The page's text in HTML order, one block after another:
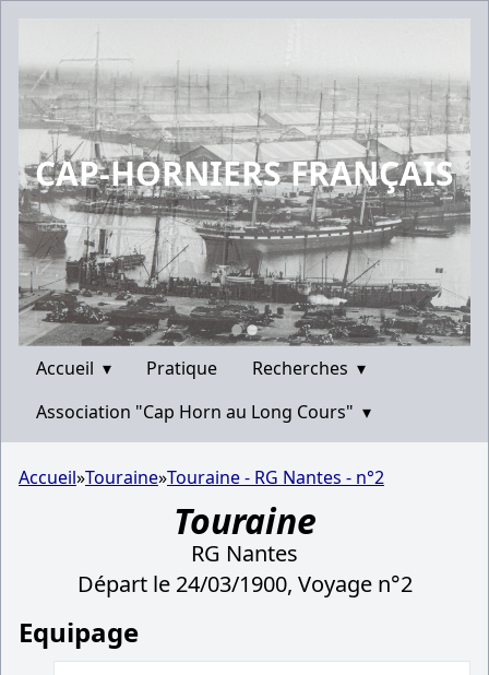
CAP-HORNIERS FRANÇAIS
Accueil ▾ Pratique Recherches ▾
Association "Cap Horn au Long Cours" ▾
Accueil»Touraine»Touraine - RG Nantes - n°2
Touraine
RG Nantes
Départ le 24/03/1900, Voyage n°2
Equipage